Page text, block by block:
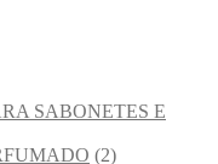
SABONETES E
(2)